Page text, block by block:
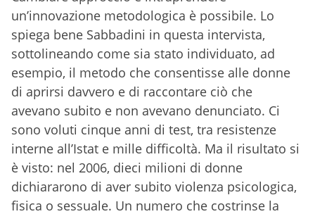
un’innovazione metodologica è possibile. Lo
spiega bene Sabbadini in questa intervista,
sottolineando come sia stato individuato, ad
esempio, il metodo che consentisse alle donne
di aprirsi davvero e di raccontare ciò che
avevano subito e non avevano denunciato. Ci
sono voluti cinque anni di test, tra resistenze
interne all’Istat e mille difficoltà. Ma il risultato si
è visto: nel 2006, dieci milioni di donne
dichiararono di aver subito violenza psicologica,
fisica o sessuale. Un numero che costrinse la